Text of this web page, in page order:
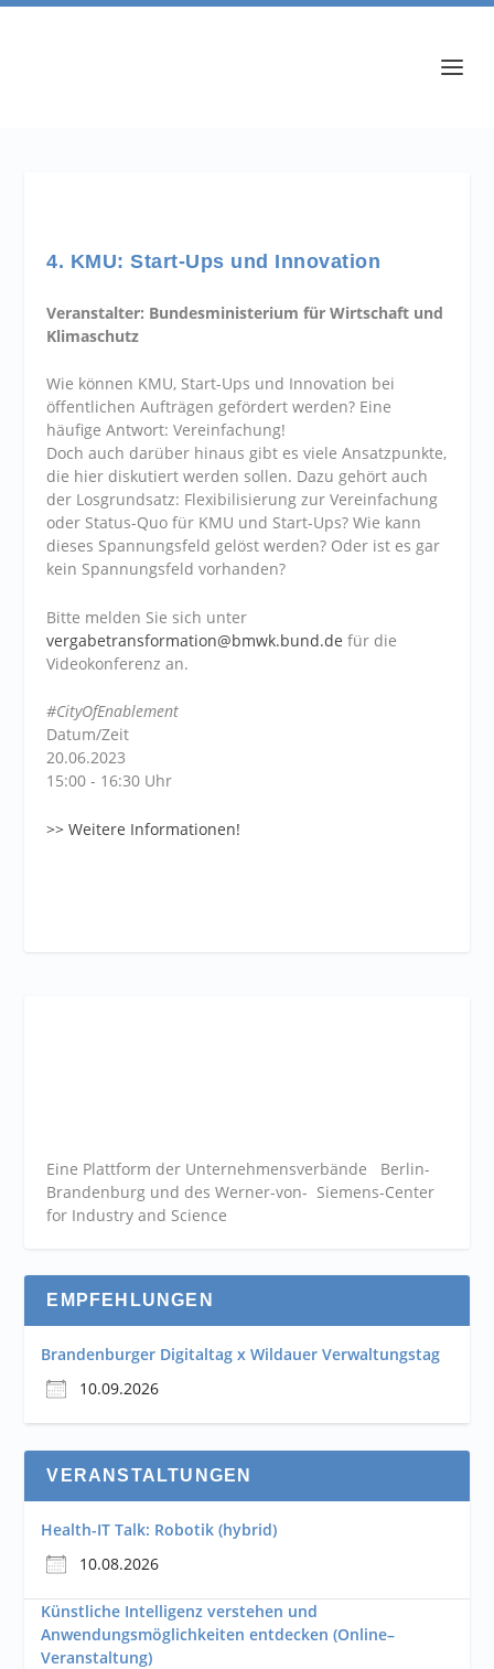
4. KMU: Start-Ups und Innovation
Veranstalter: Bundesministerium für Wirtschaft und
Klimaschutz
Wie können KMU, Start-Ups und Innovation bei
öffentlichen Aufträgen gefördert werden? Eine
häufige Antwort: Vereinfachung!
Doch auch darüber hinaus gibt es viele Ansatzpunkte,
die hier diskutiert werden sollen. Dazu gehört auch
der Losgrundsatz: Flexibilisierung zur Vereinfachung
oder Status-Quo für KMU und Start-Ups? Wie kann
dieses Spannungsfeld gelöst werden? Oder ist es gar
kein Spannungsfeld vorhanden?
Bitte melden Sie sich unter
vergabetransformation@bmwk.bund.de für die
Videokonferenz an.
#CityOfEnablement
Datum/Zeit
20.06.2023
15:00 - 16:30 Uhr
>> Weitere Informationen!
Eine Plattform der Unternehmensverbände Berlin-
Brandenburg und des Werner-von- Siemens-Center
for Industry and Science
EMPFEHLUNGEN
Brandenburger Digitaltag x Wildauer Verwaltungstag
10.09.2026
VERANSTALTUNGEN
Health-IT Talk: Robotik (hybrid)
10.08.2026
Künstliche Intelligenz verstehen und
Anwendungsmöglichkeiten entdecken (Online–
Veranstaltung)